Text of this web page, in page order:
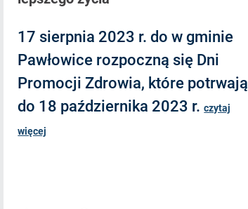
17 sierpnia 2023 r. do w gminie
Pawłowice rozpoczną się Dni
Promocji Zdrowia, które potrwają
do 18 października 2023 r.czytaj
więcej